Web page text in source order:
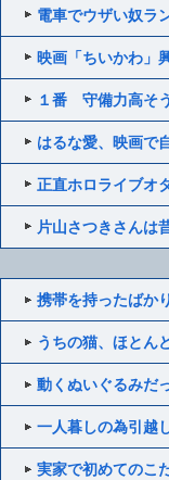
電車でウザい奴ラ
映画「ちいかわ」
１番 守備力高そ
はるな愛、映画で
正直ホロライブオ
片山さつきさんは
携帯を持ったばか
うちの猫、ほとん
動くぬいぐるみだ
一人暮しの為引越
実家で初めてのこ